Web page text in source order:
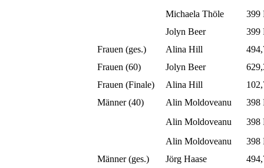
Michaela Thöle
399
Jolyn Beer
399
Frauen (ges.)
Alina Hill
Frauen (60)
Jolyn Beer
Frauen (Finale)
Alina Hill
Männer (40)
Alin Moldoveanu
398
Alin Moldoveanu
398
Alin Moldoveanu
398
Männer (ges.)
Jörg Haase